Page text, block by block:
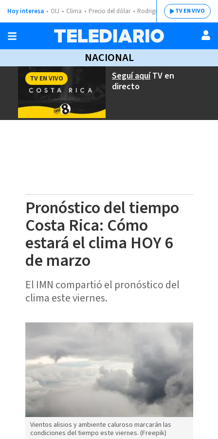
Hoy interesa OIJ Clima Precio del dólar Rodrigo ChavesTV EN VIVO
NACIONAL
Seguí aquíTV en
directo
TV EN VIVO
Pronóstico del tiempo
Costa Rica: Cómo
estará el clima HOY 6
de marzo
El IMN compartió el pronóstico del
clima este viernes.
Vientos alisios y ambiente caluroso marcarán las
condiciones del tiempo este viernes. (Freepik)